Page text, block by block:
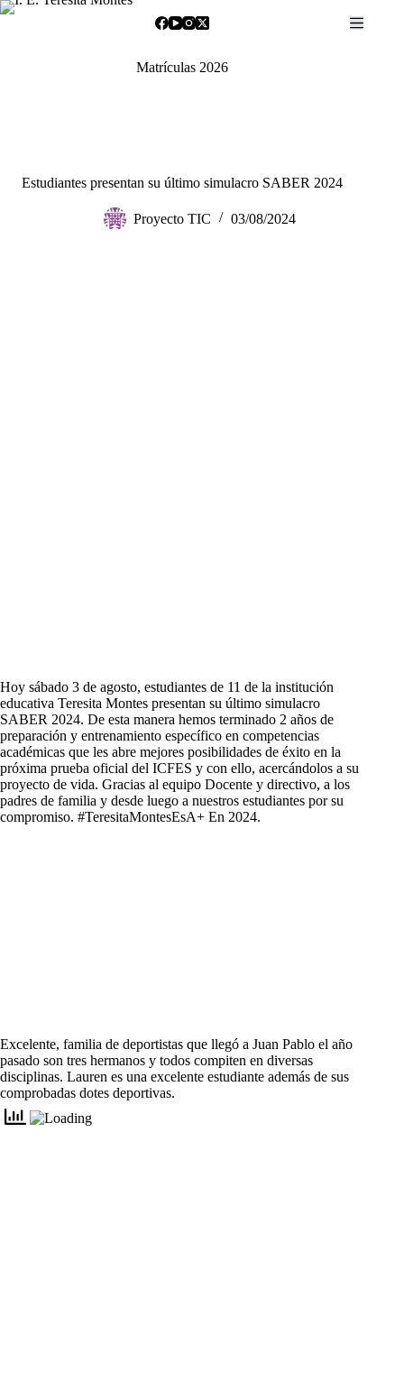
Saltar
Matrículas 2026
Estudiantes presentan su último simulacro SABER 2024
Proyecto TIC 03/08/2024
Hoy sábado 3 de agosto, estudiantes de 11 de la institución
educativa Teresita Montes presentan su último simulacro
SABER 2024. De esta manera hemos terminado 2 años de
preparación y entrenamiento específico en competencias
académicas que les abre mejores posibilidades de éxito en la
próxima prueba oficial del ICFES y con ello, acercándolos a su
proyecto de vida. Gracias al equipo Docente y directivo, a los
padres de familia y desde luego a nuestros estudiantes por su
compromiso. #TeresitaMontesEsA+ En 2024.
Excelente, familia de deportistas que llegó a Juan Pablo el año
pasado son tres hermanos y todos compiten en diversas
disciplinas. Lauren es una excelente estudiante además de sus
comprobadas dotes deportivas.